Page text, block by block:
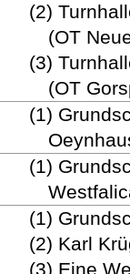
(2)
(OT
(3)
(OT
(1)
(1)
(1)
(2) Karl
(3) Eine